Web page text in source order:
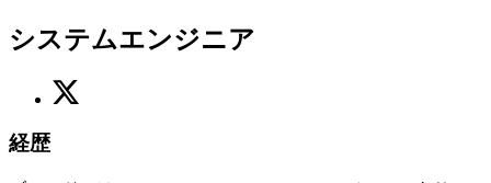
システムエンジニア
経歴